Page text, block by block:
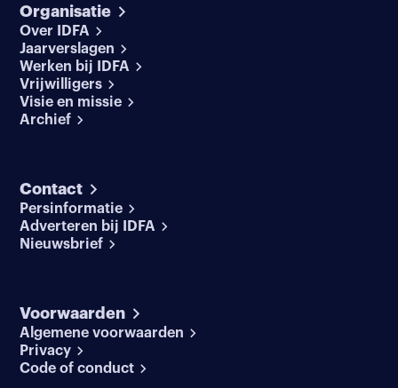
Organisatie
Over IDFA
Jaarverslagen
Werken bij IDFA
Vrijwilligers
Visie en missie
Archief
Contact
Persinformatie
Adverteren bij IDFA
Nieuwsbrief
Voorwaarden
Algemene voorwaarden
Privacy
Code of conduct